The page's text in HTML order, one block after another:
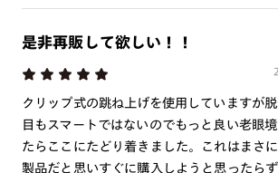
累進レンズはすべて作成不可
※付属するプレートケースが画像と異なる
是非再販して欲しい！！
クリップ式の跳ね上げを使用していますが
目もスマートではないのでもっと良い老眼
たらここにたどり着きました。これはまさ
製品だと思いすぐに購入しようと思ったら